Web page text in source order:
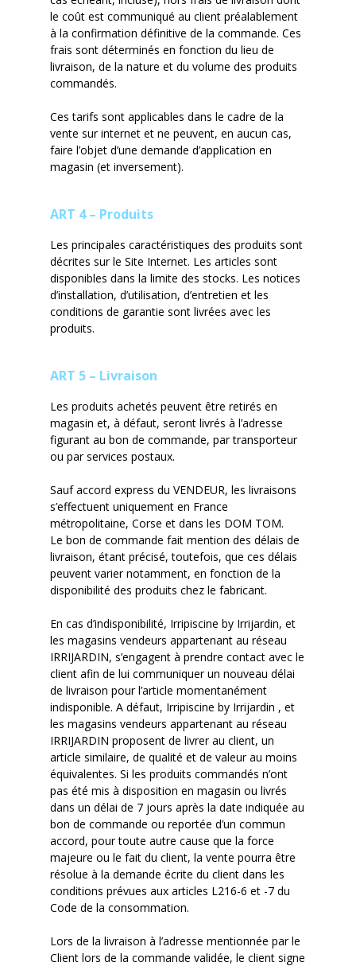
le coût est communiqué au client préalablement
à la confirmation définitive de la commande. Ces
frais sont déterminés en fonction du lieu de
livraison, de la nature et du volume des produits
commandés.
Ces tarifs sont applicables dans le cadre de la
vente sur internet et ne peuvent, en aucun cas,
faire l’objet d’une demande d’application en
magasin (et inversement).
ART 4 – Produits
Les principales caractéristiques des produits sont
décrites sur le Site Internet. Les articles sont
disponibles dans la limite des stocks. Les notices
d’installation, d’utilisation, d’entretien et les
conditions de garantie sont livrées avec les
produits.
ART 5 – Livraison
Les produits achetés peuvent être retirés en
magasin et, à défaut, seront livrés à l’adresse
figurant au bon de commande, par transporteur
ou parservices postaux.
Sauf accord express du VENDEUR, les livraisons
s’effectuent uniquement en France
métropolitaine, Corse et dans les DOM TOM.
Le bon de commande fait mention des délais de
livraison, étant précisé, toutefois, que ces délais
peuvent varier notamment, en fonction de la
disponibilité des produits chez le fabricant.
En cas d’indisponibilité, Irripiscine by Irrijardin, et
les magasins vendeurs appartenant au réseau
IRRIJARDIN, s’engagentà prendre contact avec le
client afin de lui communiquer un nouveau délai
de livraison pour l’article momentanément
indisponible. A défaut, Irripiscine by Irrijardin , et
les magasins vendeurs appartenant au réseau
IRRIJARDIN proposentde livrer au client, un
article similaire, de qualité et de valeur au moins
équivalentes. Si les produits commandés n’ont
pas été mis à disposition en magasin ou livrés
dans un délai de 7 jours après la date indiquée au
bon de commande ou reportée d’un commun
accord, pour toute autre cause que la force
majeure ou le fait du client, la vente pourra être
résolue à la demande écrite du client dans les
conditions prévues aux articles L216-6 et -7 du
Code de la consommation.
Lors de la livraison à l’adresse mentionnée par le
Client lors de la commande validée, le client signe